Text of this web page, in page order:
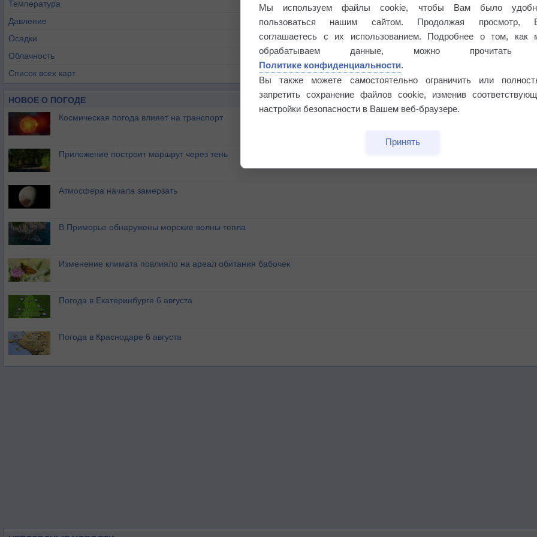
Температура
Давление
Осадки
Облачность
Список всех карт
НОВОЕ О ПОГОДЕ
Космическая погода влияет на транспорт
Приложение построит маршрут через тень
Атмосфера начала замерзать
В Приморье обнаружены морские волны тепла
Изменение климата повлияло на ареал обитания бабочек
Погода в Екатеринбурге 6 августа
Погода в Краснодаре 6 августа
Мы используем файлы cookie, чтобы Вам было
пользоваться нашим сайтом. Продолжая просмотр,
соглашаетесь с их использованием. Подробнее о том, как
обрабатываем данные, можно прочитать
Политике конфиденциальности.
Вы также можете самостоятельно ограничить или
запретить сохранение файлов cookie, изменив
настройки безопасности в Вашем веб-браузере.
Принять